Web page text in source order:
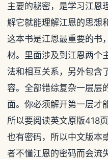
主要的秘密，是学习江恩
解它就能理解江恩的思想
这本书是江恩最重要的书
材。里面涉及到江恩两个
法和相互关系，另外包含
容。全部错综复杂一层层
面。你必须解开第一层才
所以要阅读英文原版418
也有密码，所以中文版本
者不懂江恩的密码而会流